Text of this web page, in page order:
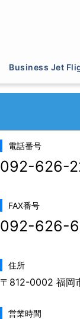
Business Jet
電話番号
092-626-
FAX番号
092-626-
住所
〒812-0002 福岡
営業時間